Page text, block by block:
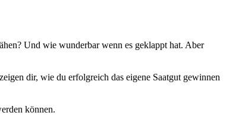
Und wie wunderbar wenn es geklappt hat. Aber
dir, wie du erfolgreich das eigene Saatgut gewinnen
können.